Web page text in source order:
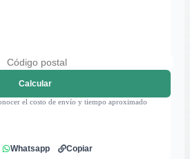
Calcular
el costo de envío y tiempo aproximado
Whatsapp Copiar